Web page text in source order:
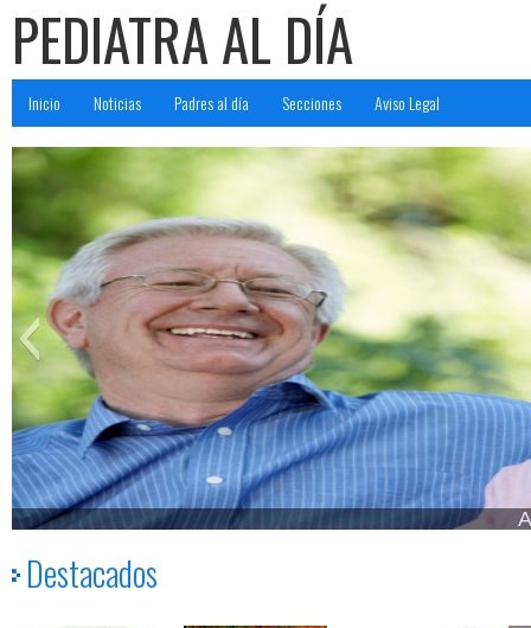
PEDIATRA AL DÍA
Inicio Noticias Padres al día Secciones Aviso Legal
Destacados